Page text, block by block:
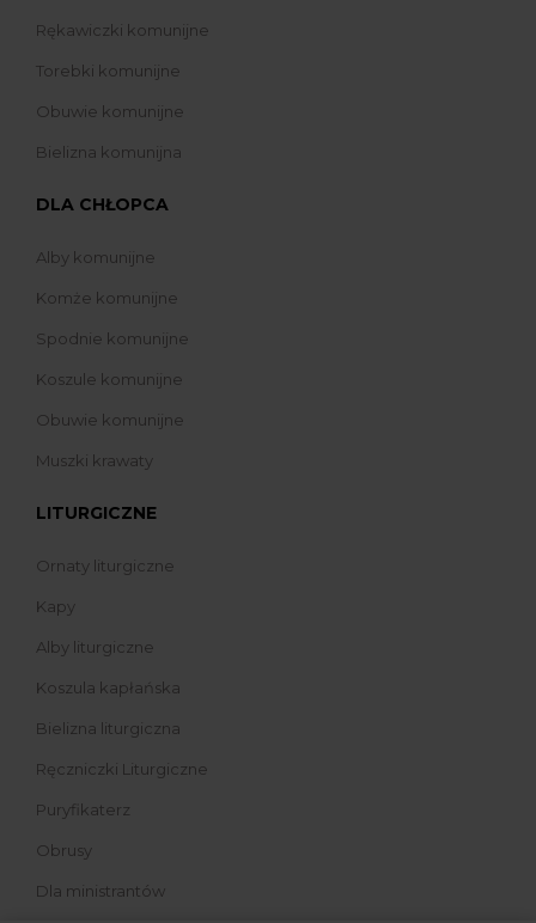
Rękawiczki komunijne
Torebki komunijne
Obuwie komunijne
Bielizna komunijna
DLA CHŁOPCA
Alby komunijne
Komże komunijne
Spodnie komunijne
Koszule komunijne
Obuwie komunijne
Muszki krawaty
LITURGICZNE
Ornaty liturgiczne
Kapy
Alby liturgiczne
Koszula kapłańska
Bielizna liturgiczna
Ręczniczki Liturgiczne
Puryfikaterz
Obrusy
Dla ministrantów